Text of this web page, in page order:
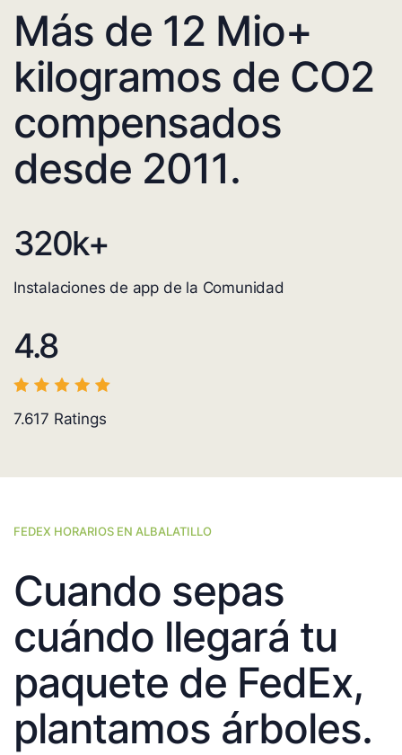
Más de 12 Mio+
kilogramos de CO2
compensados
desde 2011.
320k+
Instalaciones de app de la Comunidad
4.8
7.617 Ratings
FEDEX HORARIOS EN ALBALATILLO
Cuando sepas
cuándo llegará tu
paquete de FedEx,
plantamos árboles.